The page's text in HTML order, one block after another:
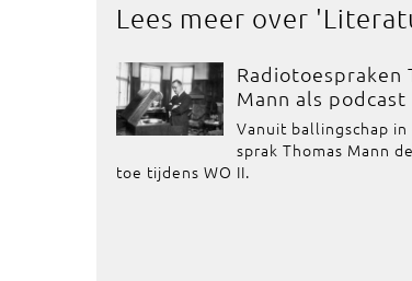
Lees meer over '
Radiotoespraken
Mann als podcast
Vanuit ballingschap in
sprak Thomas Mann
toe tijdens WO II.